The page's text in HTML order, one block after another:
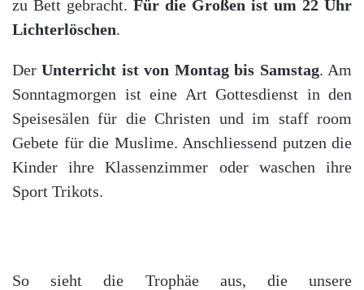
zu Bett gebracht. Für die Großen ist um 22 Uhr
Lichterlöschen.
DerUnterricht ist von Montag bis Samstag. Am
Sonntagmorgen ist eine Art Gottesdienst in den
Speisesälen für die Christen und im staff room
Gebete für die Muslime. Anschliessend putzen die
Kinder ihre Klassenzimmer oder waschen ihre
Sport Trikots.
So sieht die Trophäe aus, die unsere